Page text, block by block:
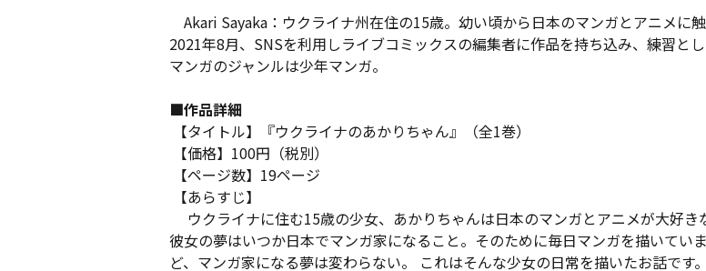
Akari Sayaka：ウクライナ州在住の15歳。幼い頃から日本のマンガとアニメに
2021年8月、SNSを利用しライブコミックスの編集者に作品を持ち込み、練習と
マンガのジャンルは少年マンガ。
■作品詳細
【タイトル】『ウクライナのあかりちゃん』（全1巻）
【価格】100円（税別）
【ページ数】19ページ
【あらすじ】
ウクライナに住む15歳の少女、あかりちゃんは日本のマンガとアニメが大好き
彼女の夢はいつか日本でマンガ家になること。そのために毎日マンガを描いてい
ど、マンガ家になる夢は変わらない。 これはそんな少女の日常を描いたお話です。